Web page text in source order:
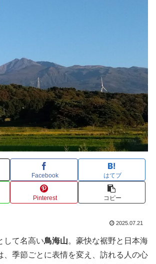
Facebook はてブ
Pinterest コピー
2025.07.21
して名高い鳥海山。豪快な裾野と日本海
、季節ごとに表情を変え、訪れる人の心